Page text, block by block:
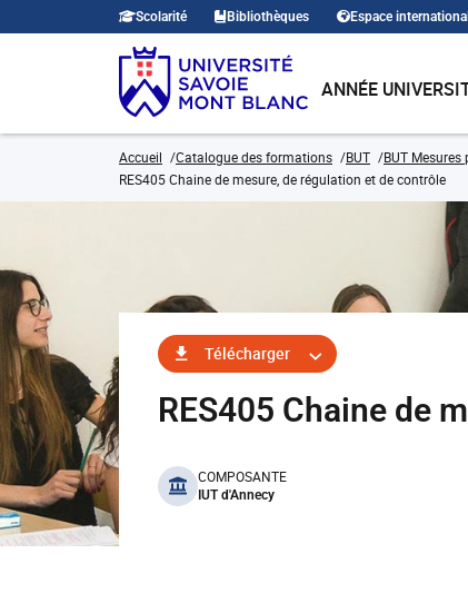
Scolarité Bibliothèques Espace
ANNÉE
Accueil Catalogue des formations BUT BUT Mesures
RES405 Chaine de mesure, de régulation et de contrôle
Télécharger
RES405 Chaine de
benefits
COMPOSANTE
IUT d'Annecy